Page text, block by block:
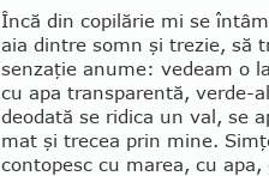
Încă din copilărie mi se
aia dintre somn şi trezie, să
senzaţie anume: ve­deam o
cu apa transparentă, verde-
deodată se ridica un val, se
mat şi trecea prin mine.
contopesc cu marea, cu apa,